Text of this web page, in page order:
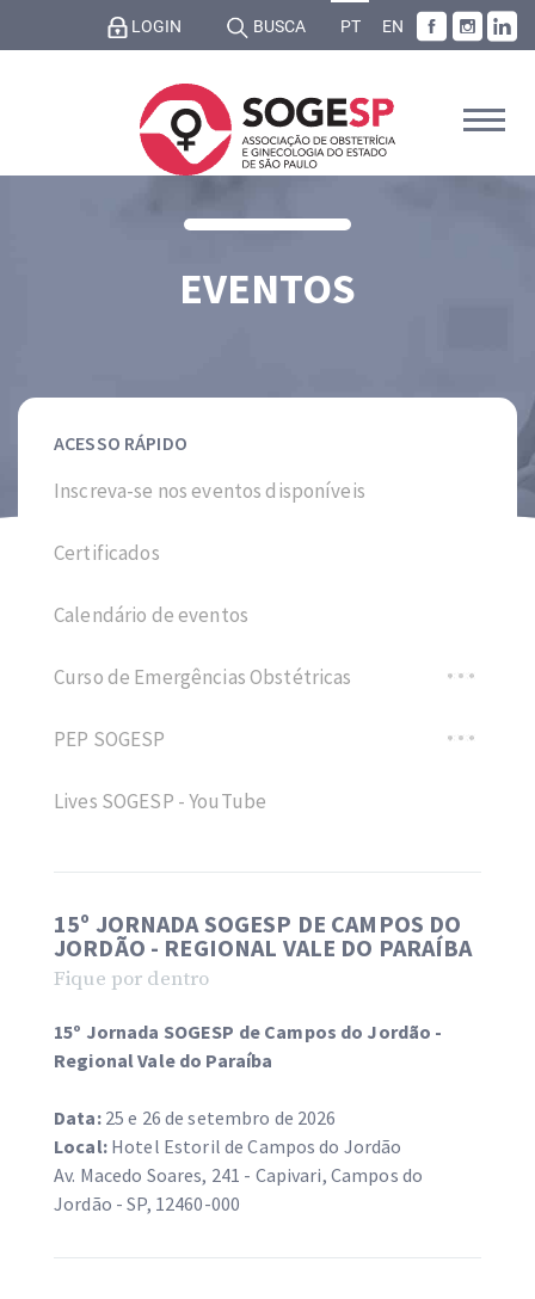
LOGIN BUSCA PT EN
EVENTOS
ACESSO RÁPIDO
Inscreva-se nos eventos disponíveis
Certificados
Calendário de eventos
Curso de Emergências Obstétricas
PEP SOGESP
Lives SOGESP - YouTube
15º JORNADA SOGESP DE CAMPOS DO
JORDÃO - REGIONAL VALE DO PARAÍBA
Fique por dentro
15º Jornada SOGESP de Campos do Jordão -
Regional Vale do Paraíba
Data:25 e 26 de setembro de 2026
Local:Hotel Estoril de Campos do Jordão
Av. Macedo Soares, 241 - Capivari, Campos do
Jordão - SP, 12460-000